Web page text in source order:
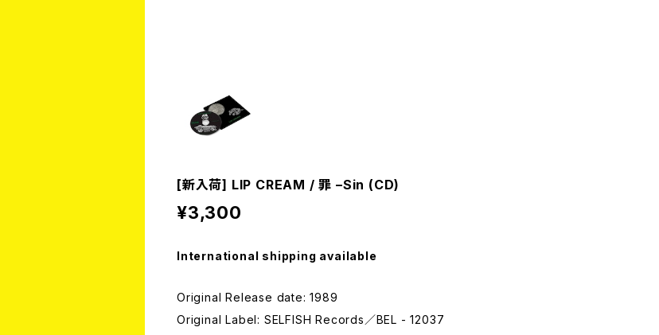
[新入荷] LIP CREAM / 罪 –Sin (CD)
¥3,300
International shipping available
Original Release date: 1989
Original Label: SELFISH Records／BEL - 12037